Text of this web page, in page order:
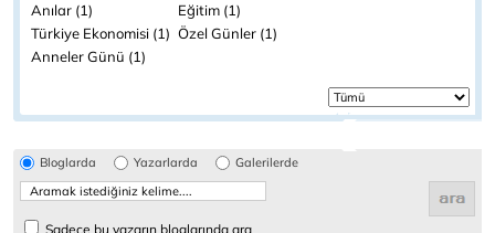
Anılar (1)
Eğitim (1)
Türkiye Ekonomisi (1) Özel Günler (1)
Anneler Günü (1)
Bloglarda Yazarlarda Galerilerde
Sadece bu yazarın bloglarında ara